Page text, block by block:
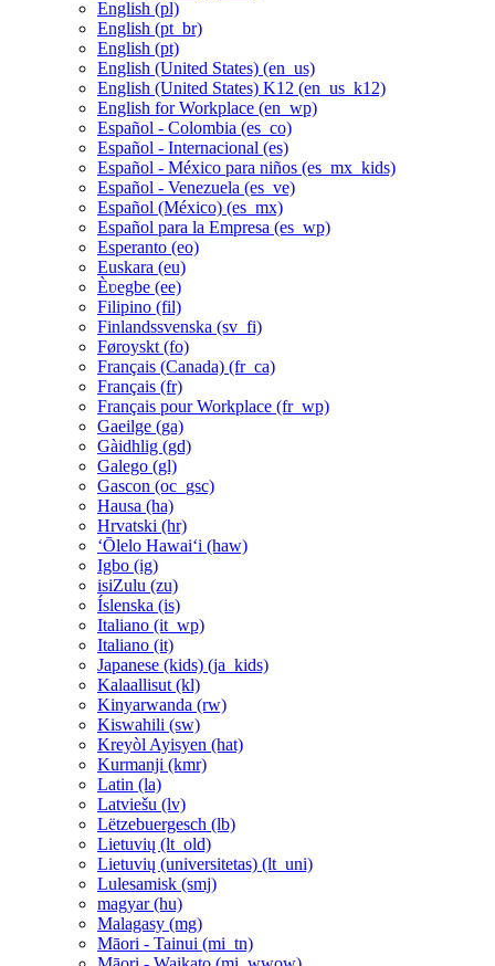
English ‎(pl)‎
English ‎(pt_br)‎
English ‎(pt)‎
English (United States) ‎(en_us)‎
English (United States) K12 ‎(en_us_k12)‎
English for Workplace ‎(en_wp)‎
Español - Colombia ‎(es_co)‎
Español - Internacional ‎(es)‎
Español - México para niños ‎(es_mx_kids)‎
Español - Venezuela ‎(es_ve)‎
Español (México) ‎(es_mx)‎
Español para la Empresa ‎(es_wp)‎
Esperanto ‎(eo)‎
Euskara ‎(eu)‎
Èʋegbe ‎(ee)‎
Filipino ‎(fil)‎
Finlandssvenska ‎(sv_fi)‎
Føroyskt ‎(fo)‎
Français (Canada) ‎(fr_ca)‎
Français ‎(fr)‎
Français pour Workplace ‎(fr_wp)‎
Gaeilge ‎(ga)‎
Gàidhlig ‎(gd)‎
Galego ‎(gl)‎
Gascon ‎(oc_gsc)‎
Hausa ‎(ha)‎
Hrvatski ‎(hr)‎
ʻŌlelo Hawaiʻi ‎(haw)‎
Igbo ‎(ig)‎
isiZulu ‎(zu)‎
Íslenska ‎(is)‎
Italiano ‎(it_wp)‎
Italiano ‎(it)‎
Japanese (kids) ‎(ja_kids)‎
Kalaallisut ‎(kl)‎
Kinyarwanda ‎(rw)‎
Kiswahili ‎(sw)‎
Kreyòl Ayisyen ‎(hat)‎
Kurmanji ‎(kmr)‎
Latin ‎(la)‎
Latviešu ‎(lv)‎
Lëtzebuergesch ‎(lb)‎
Lietuvių ‎(lt_old)‎
Lietuvių (universitetas) ‎(lt_uni)‎
Lulesamisk ‎(smj)‎
magyar ‎(hu)‎
Malagasy ‎(mg)‎
Māori - Tainui ‎(mi_tn)‎